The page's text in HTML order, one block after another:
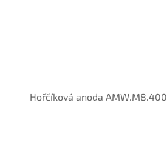
Hořčíková anoda AMW.M8.400